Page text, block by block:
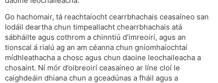
Go hachomair, tá reachtaíocht cearrbhachais ceasaíneo san
Iodáil deartha chun timpeallacht chearrbhachais atá
sábháilte agus cothrom a chinntiú d’imreoirí, agus an
tionscal á rialú ag an am céanna chun gníomhaíochtaí
mídhleathacha a chosc agus chun daoine leochaileacha a
chosaint. Ní mór d’oibreoirí ceasaíneo ar líne cloí le
caighdeáin dhiana chun a gceadúnas a fháil agus a